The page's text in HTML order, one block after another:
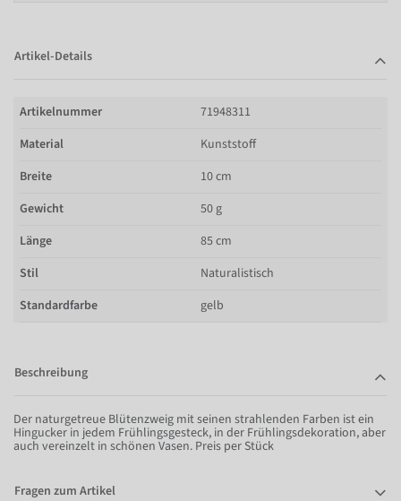
Artikel-Details
Artikelnummer
71948311
Material
Kunststoff
Breite
10 cm
Gewicht
50 g
Länge
85 cm
Stil
Naturalistisch
Standardfarbe
gelb
Beschreibung
Der naturgetreue Blütenzweig mit seinen strahlenden Farben ist ein
Hingucker in jedem Frühlingsgesteck, in der Frühlingsdekoration, aber
auch vereinzelt in schönen Vasen. Preis per Stück
Fragen zum Artikel